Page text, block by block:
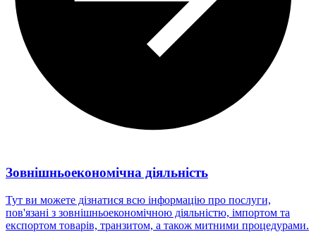
Зовнішньоекономічна діяльність
Тут ви можете дізнатися всю інформацію про послуги,
пов'язані з зовнішньоекономічною діяльністю, імпортом та
експортом товарів, транзитом, а також митними процедурами.